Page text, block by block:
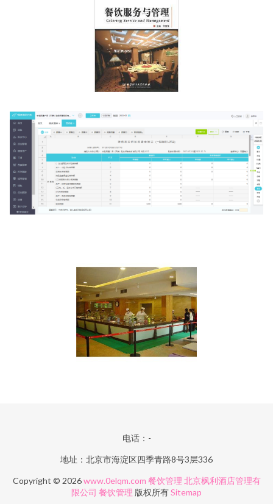
电话：-
地址：北京市海淀区四季青路8号3层336
Copyright © 2026www.0elqm.com 餐饮管理 北京枫利酒店管理有
限公司 餐饮管理 版权所有Sitemap